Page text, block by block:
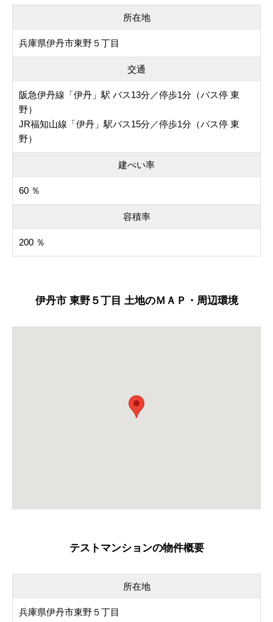
所在地
兵庫県伊丹市東野５丁目
交通
阪急伊丹線「伊丹」駅 バス13分／停歩1分（バス停 東
野）
JR福知山線「伊丹」駅バス15分／停歩1分（バス停 東
野）
建ぺい率
60 ％
容積率
200 ％
伊丹市 東野５丁目 土地のＭＡＰ・周辺環境
テストマンションの物件概要
所在地
兵庫県伊丹市東野５丁目